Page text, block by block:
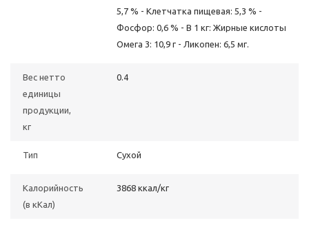
5,7 % - Клетчатка пищевая: 5,3 % -
Фосфор: 0,6 % - В 1 кг: Жирные кислоты
Омега 3: 10,9 г - Ликопен: 6,5 мг.
Вес нетто
единицы
продукции,
кг
0.4
Тип Сухой
Калорийность
(в кКал)
3868 ккал/кг